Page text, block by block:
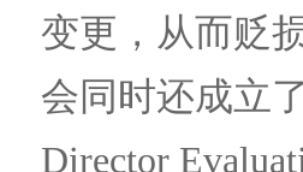
变更，从而贬
会同时还成立
Director